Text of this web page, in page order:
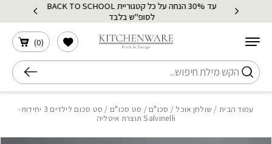
Skip to Content
עד 30% הנחה על כל קטגוריית BACK TO SCHOOL
לסופ"ש בלבד
חיפוש
(
0
)
הרשימה שלי
עמוד הבית / שולחן אוכל / סכו"ם / סט סכו"ם
/ סט סכום לילדים 3 יחידות-
Salvinelli תוצרת איטליה
בחזרה למעלה